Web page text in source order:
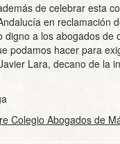
de celebrar esta
en reclamación
a los abogados de
podamos hacer para
Lara, decano de la
Colegio Abogados de